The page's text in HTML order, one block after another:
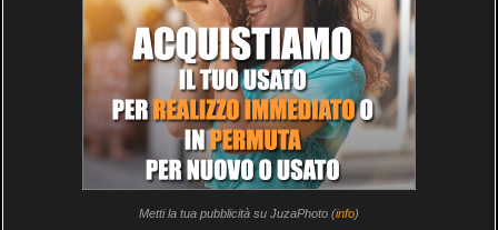
Metti la tua pubblicità su JuzaPhoto (info)